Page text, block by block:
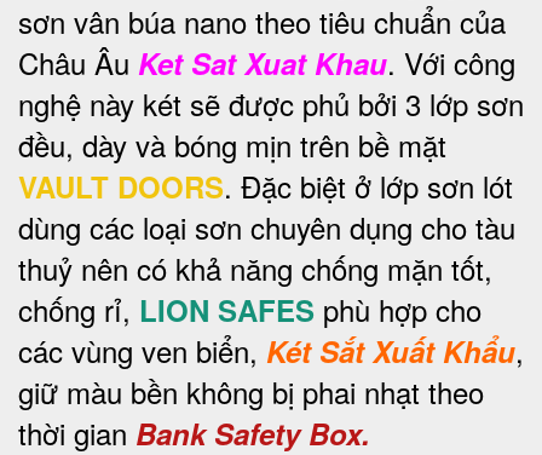
sơn vân búa nano theo tiêu chuẩn của
Châu Âu Ket Sat Xuat Khau. Với công
nghệ này két sẽ được phủ bởi 3 lớp sơn
đều, dày và bóng mịn trên bề mặt
VAULT DOORS. Đặc biệt ở lớp sơn lót
dùng các loại sơn chuyên dụng cho tàu
thuỷ nên có khả năng chống mặn tốt,
chống rỉ, LION SAFES phù hợp cho
các vùng ven biển, Két Sắt Xuất Khẩu,
giữ màu bền không bị phai nhạt theo
thời gian Bank Safety Box.